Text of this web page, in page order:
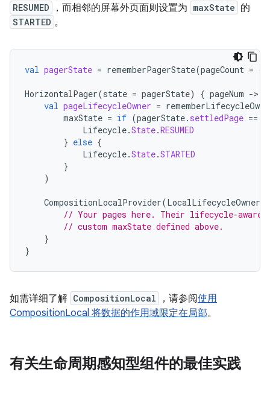
RESUMED ，而相邻的屏幕外页面则设置为 maxState 的
STARTED 。
val pagerState = rememberPagerState(pageCount = {
HorizontalPager(state = pagerState) { pageNum -
val pageLifecycleOwner =
maxState = if (pagerState. settledPage ==
Lifecycle.State.RESUMED
} else {
Lifecycle.State.STARTED
}
)
CompositionLocalProvider(LocalLifecycleOwner
// Your pages here. Their lifecycle-aware
// custom maxState defined above.
}
}
如需详细了解 CompositionLocal ，请参阅使用
CompositionLocal 将数据的作用域限定在局部。
有关生命周期感知型组件的最佳实践